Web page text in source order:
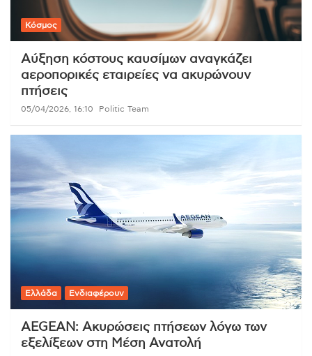
Κόσμος
Αύξηση κόστους καυσίμων αναγκάζει
αεροπορικές εταιρείες να ακυρώνουν
πτήσεις
05/04/2026, 16:10 Politic Team
Ελλάδα Ενδιαφέρουν
AEGEAN: Ακυρώσεις πτήσεων λόγω των
εξελίξεων στη Μέση Ανατολή